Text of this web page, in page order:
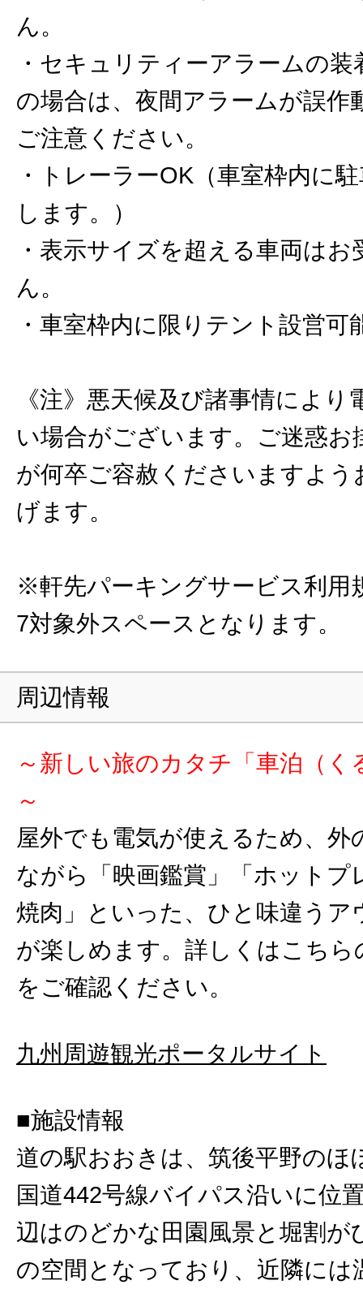
ん。
・セキュリティーアラームの装
の場合は、夜間アラームが誤作
ご注意ください。
・トレーラーOK（車室枠内に
します。）
・表示サイズを超える車両は
ん。
・車室枠内に限りテント設営可
《注》悪天候及び諸事情により
い場合がございます。ご迷惑お
が何卒ご容赦くださいますよう
げます。
※軒先パーキングサービス利用
7対象外スペースとなります。
周辺情報
～新しい旅のカタチ「車泊（く
～
屋外でも電気が使えるため、外
ながら「映画鑑賞」「ホットプ
焼肉」といった、ひと味違うア
が楽しめます。詳しくはこちら
をご確認ください。
九州周遊観光ポータルサイト
■施設情報
道の駅おおきは、筑後平野のほ
国道442号線バイパス沿いに位
辺はのどかな田園風景と堀割が
の空間となっており、近隣には